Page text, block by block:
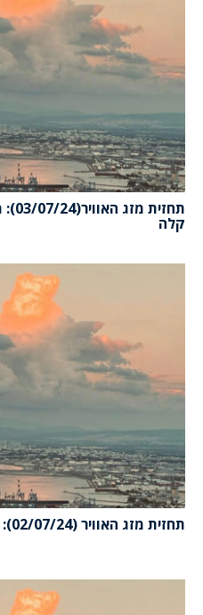
קלה
תחזית מזג האוויר (02/07/24): מעונן חלקית עד בהיר